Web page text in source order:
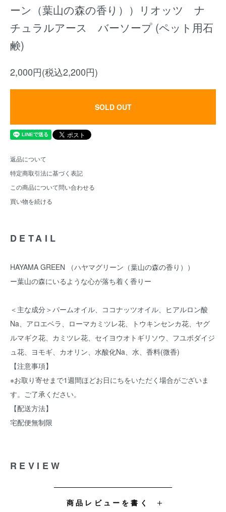
ーン（葉山の森の香り））リオッツ ナ
チュラルアース バーソープ (ペット用石
鹸)
2,000円(税込2,200円)
SOLD OUT
返品について
特定商取引法に基づく表記
この商品について問い合わせる
買い物を続ける
DETAIL
HAYAMA GREEN （ハヤマグリーン（葉山の森の香り））
ー葉山の森にいるような心が落ち着く香りー
＜主な成分＞パームオイル、ココナッツオイル、ヒアルロン酸
Na、アロエベラ、ローマカミツレ花、トウキンセンカ花、ヤグ
ルマギク花、カミツレ花、セイヨウオトギリソウ、フユボダイジ
ュ花、ヨモギ、カオリン、水酸化Na、水、香料(微香)
【注意事項】
※お取り寄せまで1週間ほどお日にちをいただく場合がございま
す。ご了承ください。
【配送方法】
宅配便無制限
REVIEW
商品レビューを書く